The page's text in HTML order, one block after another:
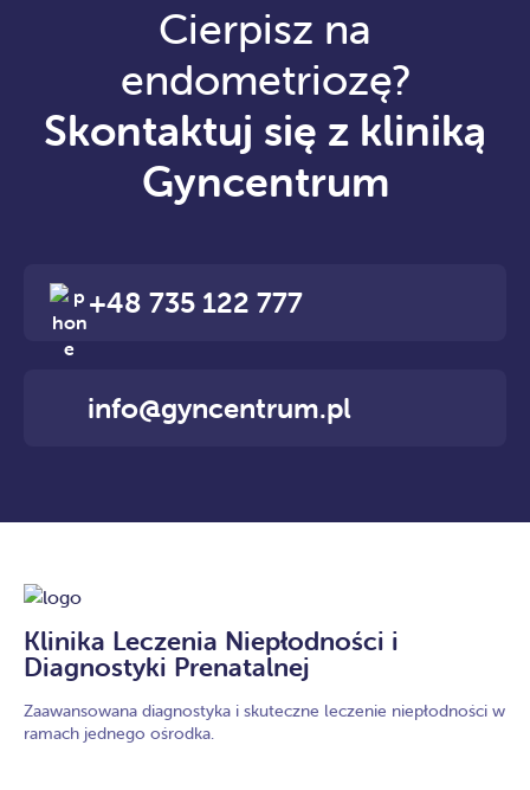
Cierpisz na
endometriozę?
Skontaktuj się z kliniką
Gyncentrum
+48 735 122 777
info@gyncentrum.pl
Klinika Leczenia Niepłodności i
Diagnostyki Prenatalnej
Zaawansowana diagnostyka i skuteczne leczenie niepłodności w
ramach jednego ośrodka.